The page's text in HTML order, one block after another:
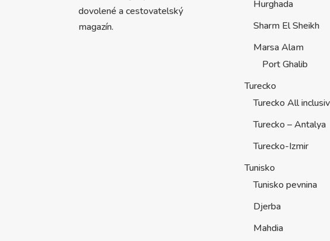
dovolené a cestovatelský
magazín.
Hurghada
Sharm El Sheikh
Marsa Alam
Port Ghalib
Turecko
Turecko All
Turecko – Antalya
Turecko-Izmir
Tunisko
Tunisko pevnina
Djerba
Mahdia